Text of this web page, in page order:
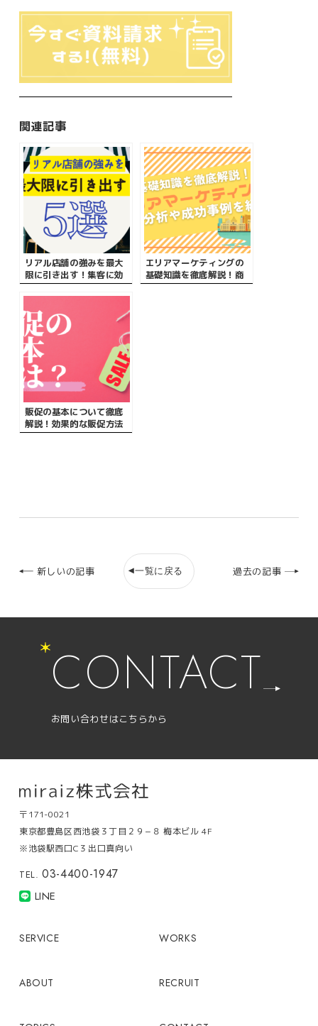
関連記事
リアル店舗の強みを最大
限に引き出す！集客に効
果的な5つの方法
エリアマーケティングの
基礎知識を徹底解説！商
圏分析や成功事例を紹
販促の基本について徹底
解説！効果的な販促方法
や手順・成功事例をご紹
新しいの記事 一覧に戻る 過去の記事
CONTACT
お問い合わせはこちらから
〒171-0021
東京都豊島区西池袋３丁目２９−８ 梅本ビル 4F
※池袋駅西口C３出口真向い
TEL. 03-4400-1947
LINE
SERVICE WORKS
ABOUT RECRUIT